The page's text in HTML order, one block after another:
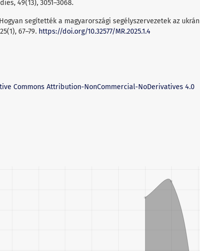
49(13), 3051–3068.
segítették a magyarországi segélyszervezetek az ukrán
67–79. https://doi.org/10.32577/MR.2025.1.4
Commons Attribution-NonCommercial-NoDerivatives 4.0